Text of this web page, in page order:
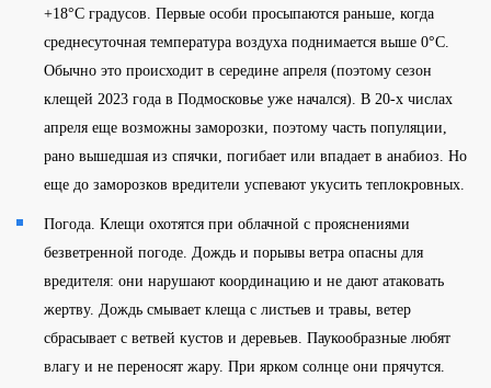
+18°С градусов. Первые особи просыпаются раньше, когда
среднесуточная температура воздуха поднимается выше 0°С.
Обычно это происходит в середине апреля (поэтому сезон
клещей 2023 года в Подмосковье уже начался). В 20-х числах
апреля еще возможны заморозки, поэтому часть популяции,
рано вышедшая из спячки, погибает или впадает в анабиоз. Но
еще до заморозков вредители успевают укусить теплокровных.
Погода. Клещи охотятся при облачной с прояснениями
безветренной погоде. Дождь и порывы ветра опасны для
вредителя: они нарушают координацию и не дают атаковать
жертву. Дождь смывает клеща с листьев и травы, ветер
сбрасывает с ветвей кустов и деревьев. Паукообразные любят
влагу и не переносят жару. При ярком солнце они прячутся.